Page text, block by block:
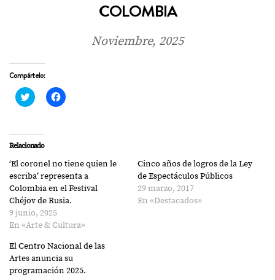
COLOMBIA
Noviembre, 2025
Compártelo:
Haz
clic
Twitter
(Se
abre
una
ventana
nueva)
Haz
clic
en
una
ventana
nueva)
Relacionado
‘El coronel no tiene quien le
escriba’ representa a
Colombia en el Festival
Chéjov de Rusia.
9 junio, 2025
En «Arte & Cultura»
Cinco años de logros de la Ley
de Espectáculos Públicos
29 marzo, 2017
En «Destacados»
El Centro Nacional de las
Artes anuncia su
programación 2025.